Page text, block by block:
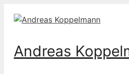
Inhalt
Andreas